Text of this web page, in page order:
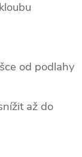
od podlahy
až do